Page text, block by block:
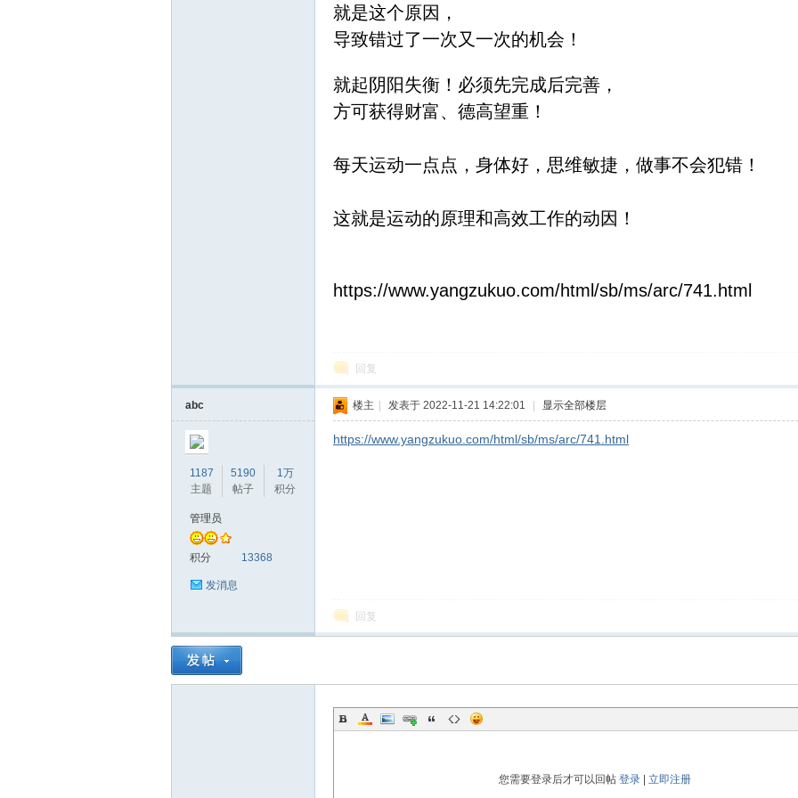
就是这个原因，
导致错过了一次又一次的机会！
就起阴阳失衡！必须先完成后完善，
方可获得财富、德高望重！
每天运动一点点，身体好，思维敏捷，做事不会犯错！
这就是运动的原理和高效工作的动因！
https://www.yangzukuo.com/html/sb/ms/arc/741.html
回复
abc
1187
主题
5190
帖子
1万
积分
管理员
积分 13368
发消息
楼主 发表于 2022-11-21 14:22:01 显示全部楼层
https://www.yangzukuo.com/html/sb/ms/arc/741.html
回复
您需要登录后才可以回帖 登录| 立即注册